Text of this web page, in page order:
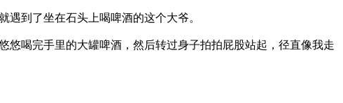
到了坐在石头上喝啤酒的这个大爷。
喝完手里的大罐啤酒，然后转过身子拍拍屁股站起，径直像我走